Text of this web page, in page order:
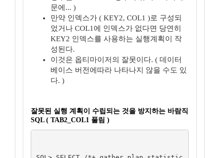
문에... )
만약 인덱스가 ( KEY2, COL1 )로 구성되
었거나 COL1에 인덱스가 없다면 당연히
KEY2 인덱스를 사용하는 실행계획이 작
성된다.
이것은 옵티마이저의 잘못이다. ( 데이터
베이스 버전에따라 나타나지 않을 수도 있
다. )
잘못된 실행 계획이 수립되는 것을 방지하는 바람직
SQL ( TAB2_COL1 풀림 )